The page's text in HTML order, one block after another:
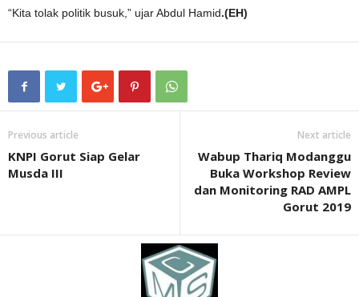
“Kita tolak politik busuk,” ujar Abdul Hamid.(EH)
Previous article
KNPI Gorut Siap Gelar
Musda III
Next article
Wabup Thariq Modanggu
Buka Workshop Review
dan Monitoring RAD AMPL
Gorut 2019